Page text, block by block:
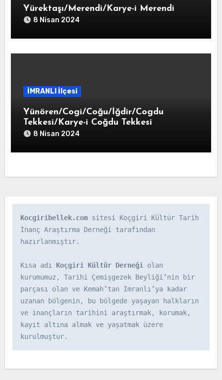
Yürektaşı/Merendi/Karye-i Merendi
8 Nisan 2024
İMRANLI İlçesi
Yünören/Cogi/Coğu/İğdir/Cogdu
Tekkesi/Karye-i Coğdu Tekkesi
8 Nisan 2024
Kocgiribellek.com sitesi Koçgiri Kültür Tarih
İnanç Araştırma Derneği tarafından
hazırlanmıştır.
Kısa adı Koçgiri Kültür Derneği olan
kurumumuz, Tarihi Çemişgezek Beyliği’nin bir
parçası olan ve Kemah’tan İmranlı’ya kadar
uzanan bölgenin, bu bölgede yaşayan halkların
ve inançların tarihini araştırmak, korumak,
kayıt altına almak ve yaşatmak üzere
kurulmuştur.